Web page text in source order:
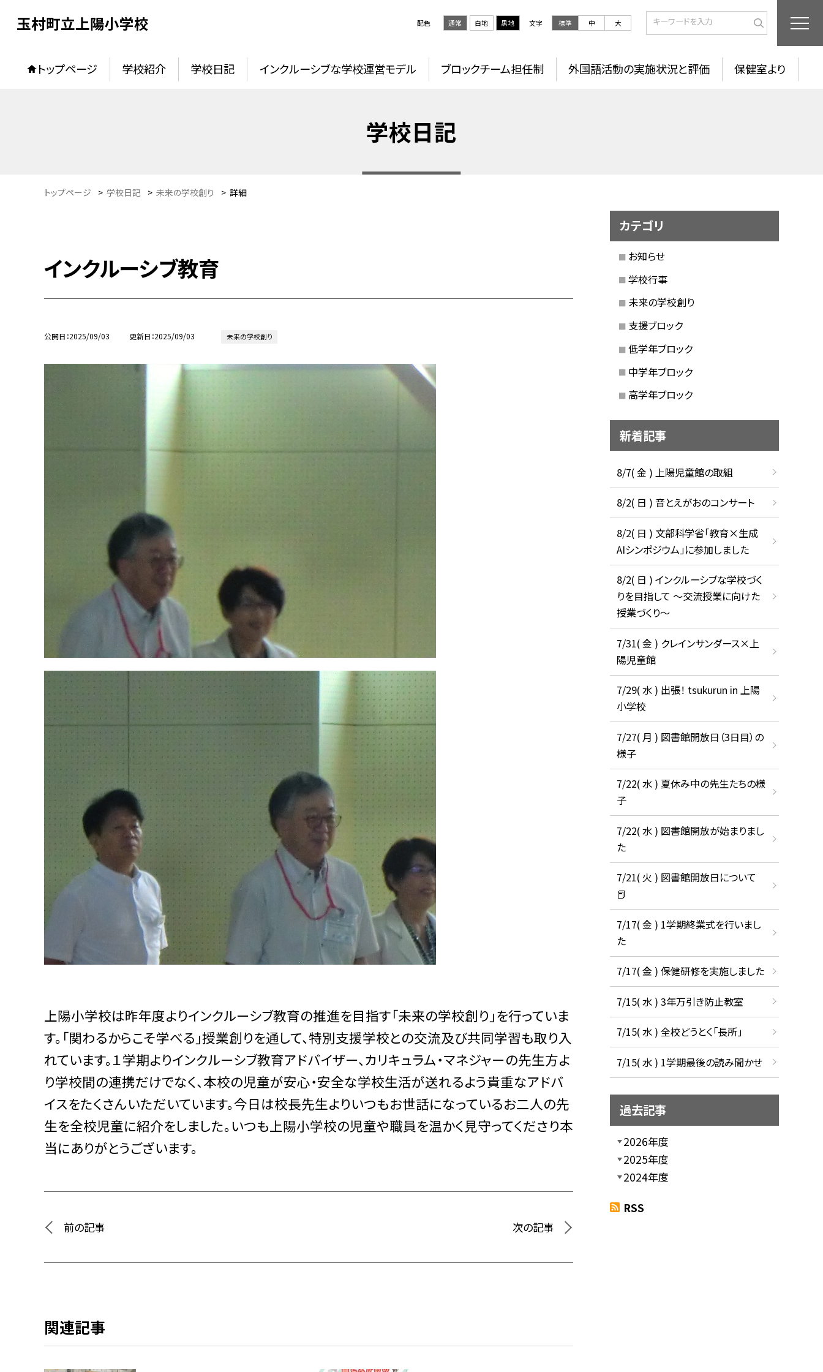
玉村町立上陽小学校 配色 通常 白地 黒地 文字 標準 中 大
トップページ 学校紹介 学校日記 インクルーシブな学校運営モデル ブロックチーム担任制 外国語活動の実施状況と評価 保健室より
学校日記
トップページ > 学校日記 > 未来の学校創り > 詳細
インクルーシブ教育
公開日 2025/09/03 更新日 2025/09/03 未来の学校創り
上陽小学校は昨年度よりインクルーシブ教育の推進を目指す「未来の学校創り」を行っていま
す。「関わるからこそ学べる」授業創りを通して、特別支援学校との交流及び共同学習も取り入
れています。１学期よりインクルーシブ教育アドバイザー、カリキュラム・マネジャーの先生方よ
り学校間の連携だけでなく、本校の児童が安心・安全な学校生活が送れるよう貴重なアドバ
イスをたくさんいただいています。今日は校長先生よりいつもお世話になっているお二人の先
生を全校児童に紹介をしました。いつも上陽小学校の児童や職員を温かく見守ってくださり本
当にありがとうございます。
前の記事 次の記事
関連記事
カテゴリ
お知らせ
学校行事
未来の学校創り
支援ブロック
低学年ブロック
中学年ブロック
高学年ブロック
新着記事
8/7( 金 ) 上陽児童館の取組
8/2( 日 ) 音とえがおのコンサート
8/2( 日 ) 文部科学省「教育×生成
AIシンポジウム」に参加しました
8/2( 日 ) インクルーシブな学校づく
りを目指して ～交流授業に向けた
授業づくり～
7/31( 金 ) クレインサンダース×上
陽児童館
7/29( 水 ) 出張！ tsukurun in 上陽
小学校
7/27( 月 ) 図書館開放日（3日目）の
様子
7/22( 水 ) 夏休み中の先生たちの様
子
7/22( 水 ) 図書館開放が始まりまし
た
7/21( 火 ) 図書館開放日について
📕
7/17( 金 ) 1学期終業式を行いまし
た
7/17( 金 ) 保健研修を実施しました
7/15( 水 ) 3年万引き防止教室
7/15( 水 ) 全校どうとく「長所」
7/15( 水 ) 1学期最後の読み聞かせ
過去記事
2026年度
2025年度
2024年度
RSS